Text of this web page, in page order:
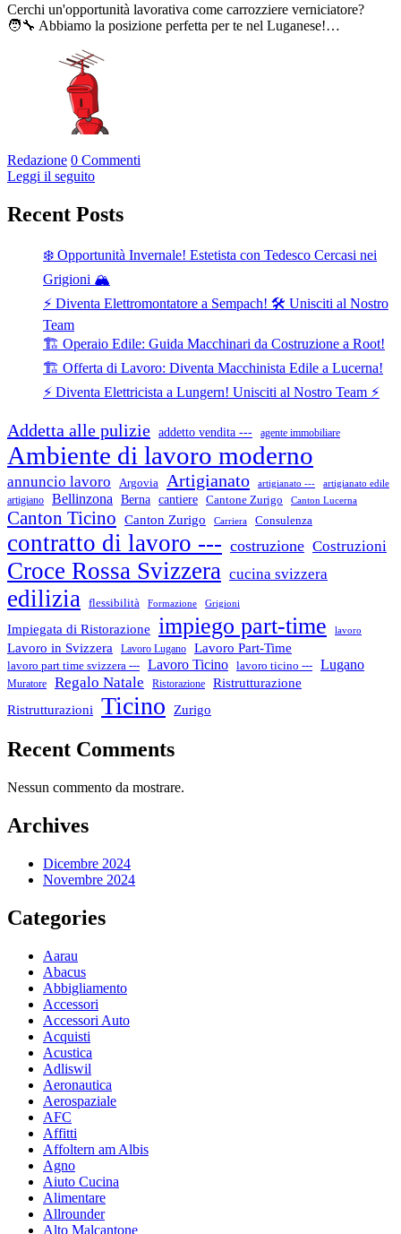
Cerchi un'opportunità lavorativa come carrozziere verniciatore?
🧑‍🔧 Abbiamo la posizione perfetta per te nel Luganese!…
Redazione 0 Commenti
Leggi il seguito
Recent Posts
❄️ Opportunità Invernale! Estetista con Tedesco Cercasi nei
Grigioni 🏔️
⚡ Diventa Elettromontatore a Sempach! 🛠️ Unisciti al Nostro
Team
🏗️ Operaio Edile: Guida Macchinari da Costruzione a Root!
🏗️ Offerta di Lavoro: Diventa Macchinista Edile a Lucerna!
⚡ Diventa Elettricista a Lungern! Unisciti al Nostro Team ⚡
Addetta alle pulizie addetto vendita --- agente immobiliare
Ambiente di lavoro moderno
annuncio lavoro Argovia Artigianato artigianato --- artigianato edile
artigiano Bellinzona Berna cantiere Cantone Zurigo Canton Lucerna
Canton Ticino Canton Zurigo Carriera Consulenza
contratto di lavoro --- costruzione Costruzioni
Croce Rossa Svizzera cucina svizzera
edilizia flessibilità Formazione Grigioni
Impiegata di Ristorazione impiego part-time lavoro
Lavoro in Svizzera Lavoro Lugano Lavoro Part-Time
lavoro part time svizzera --- Lavoro Ticino lavoro ticino --- Lugano
Muratore Regalo Natale Ristorazione
Ristrutturazione
Ristrutturazioni
Ticino Zurigo
Recent Comments
Nessun commento da mostrare.
Archives
Dicembre 2024
Novembre 2024
Categories
Aarau
Abacus
Abbigliamento
Accessori
Accessori Auto
Acquisti
Acustica
Adliswil
Aeronautica
Aerospaziale
AFC
Affitti
Affoltern am Albis
Agno
Aiuto Cucina
Alimentare
Allrounder
Alto Malcantone